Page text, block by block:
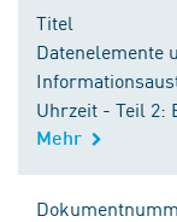
Titel
Datenelemente
Uhrzeit - Teil 2:
Mehr